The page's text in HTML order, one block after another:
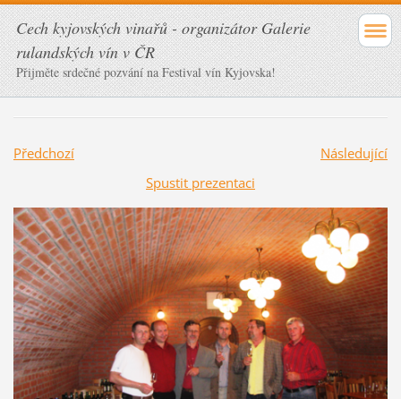
Cech kyjovských vinařů - organizátor Galerie
rulandských vín v ČR
Přijměte srdečné pozvání na Festival vín Kyjovska!
Předchozí
Následující
Spustit prezentaci